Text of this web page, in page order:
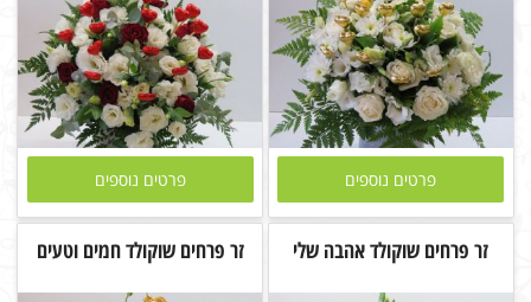
פרטים נוספים פרטים נוספים
זר פרחים שוקולד אהבה שלי זר פרחים שוקולד חמים וטעים